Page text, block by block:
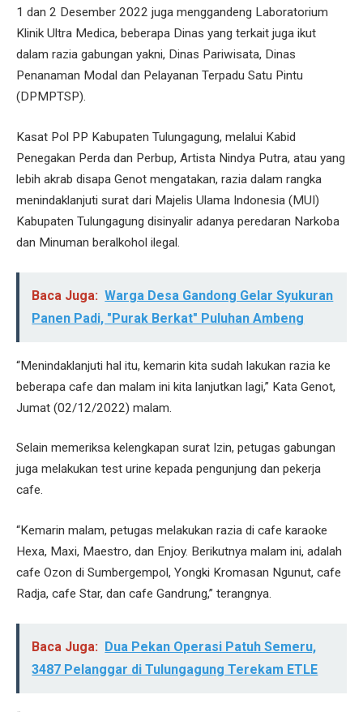
1 dan 2 Desember 2022 juga menggandeng Laboratorium
Klinik Ultra Medica, beberapa Dinas yang terkait juga ikut
dalam razia gabungan yakni, Dinas Pariwisata, Dinas
Penanaman Modal dan Pelayanan Terpadu Satu Pintu
(DPMPTSP).
Kasat Pol PP Kabupaten Tulungagung, melalui Kabid
Penegakan Perda dan Perbup, Artista Nindya Putra, atau yang
lebih akrab disapa Genot mengatakan, razia dalam rangka
menindaklanjuti surat dari Majelis Ulama Indonesia (MUI)
Kabupaten Tulungagung disinyalir adanya peredaran Narkoba
dan Minuman beralkohol ilegal.
Baca Juga: Warga Desa Gandong Gelar Syukuran
Panen Padi, "Purak Berkat" Puluhan Ambeng
“Menindaklanjuti hal itu, kemarin kita sudah lakukan razia ke
beberapa cafe dan malam ini kita lanjutkan lagi,” Kata Genot,
Jumat (02/12/2022) malam.
Selain memeriksa kelengkapan surat Izin, petugas gabungan
juga melakukan test urine kepada pengunjung dan pekerja
cafe.
“Kemarin malam, petugas melakukan razia di cafe karaoke
Hexa, Maxi, Maestro, dan Enjoy. Berikutnya malam ini, adalah
cafe Ozon di Sumbergempol, Yongki Kromasan Ngunut, cafe
Radja, cafe Star, dan cafe Gandrung,” terangnya.
Baca Juga: Dua Pekan Operasi Patuh Semeru,
3487 Pelanggar di Tulungagung Terekam ETLE